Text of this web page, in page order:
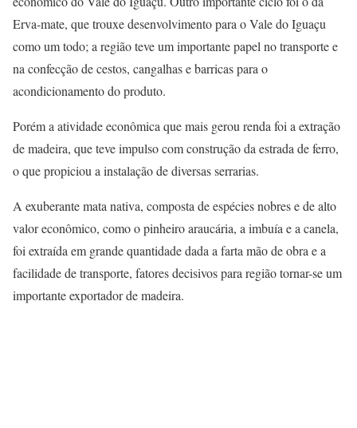
Erva-mate, que trouxe desenvolvimento para o Vale do Iguaçu
como um todo; a região teve um importante papel no transporte e
na confecção de cestos, cangalhas e barricas para o
acondicionamento do produto.
Porém a atividade econômica que mais gerou renda foi a extração
de madeira, que teve impulso com construção da estrada de ferro,
o que propiciou a instalação de diversas serrarias.
A exuberante mata nativa, composta de espécies nobres e de alto
valor econômico, como o pinheiro araucária, a imbuía e a canela,
foi extraída em grande quantidade dada a farta mão de obra e a
facilidade de transporte, fatores decisivos para região tornar-se um
importante exportador de madeira.